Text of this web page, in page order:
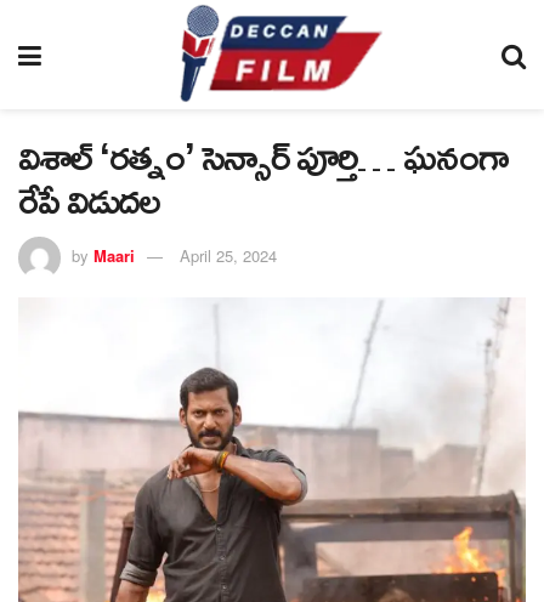
విశాల్ ‘రత్నం’ సెన్సార్ పూర్తి… ఘనంగా
రేపే విడుదల
by Maari April 25, 2024